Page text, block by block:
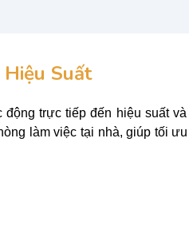
Suất
trực tiếp đến hiệu suất và
làm việc tại nhà, giúp tối